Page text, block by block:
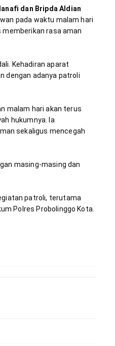
dan Bripda Aldian
pada waktu malam hari
rasa aman
Kehadiran aparat
dengan adanya patroli
malam hari akan terus
hukumnya. Ia
sekaligus mencegah
masing-masing dan
patroli, terutama
Polres Probolinggo Kota.